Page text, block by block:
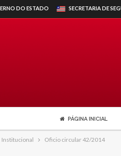
DO ESTADO SECRETARIA DE
PÁGINA INICIAL
Institucional Oficio circular 42/2014